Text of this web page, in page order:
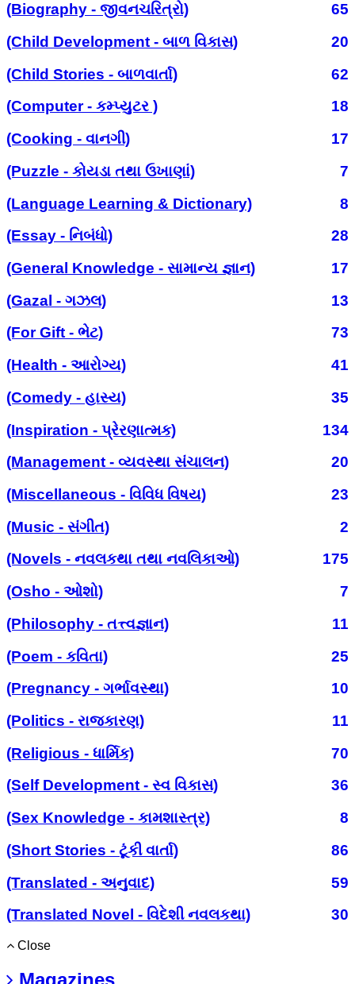
(Biography - જીવનચરિત્રો)
65
(Child Development - બાળ વિકાસ)
20
(Child Stories - બાળવાર્તા)
62
(Computer - કમ્પ્યુટર )
18
(Cooking - વાનગી)
17
(Puzzle - કોયડા તથા ઉખાણાં)
7
(Language Learning & Dictionary)
8
(Essay - નિબંધો)
28
(General Knowledge - સામાન્ય જ્ઞાન)
17
(Gazal - ગઝલ)
13
(For Gift - ભેટ)
73
(Health - આરોગ્ય)
41
(Comedy - હાસ્ય)
35
(Inspiration - પ્રેરણાત્મક)
134
(Management - વ્યવસ્થા સંચાલન)
20
(Miscellaneous - વિવિધ વિષય)
23
(Music - સંગીત)
2
(Novels - નવલકથા તથા નવલિકાઓ)
175
(Osho - ઓશો)
7
(Philosophy - તત્ત્વજ્ઞાન)
11
(Poem - કવિતા)
25
(Pregnancy - ગર્ભાવસ્થા)
10
(Politics - રાજકારણ)
11
(Religious - ધાર્મિક)
70
(Self Development - સ્વ વિકાસ)
36
(Sex Knowledge - કામશાસ્ત્ર)
8
(Short Stories - ટૂંકી વાર્તા)
86
(Translated - અનુવાદ)
59
(Translated Novel - વિદેશી નવલકથા)
30
Close
Magazines